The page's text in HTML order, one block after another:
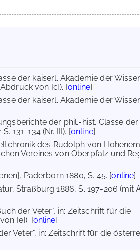
der kaiserl. Akademie der
von [c]). [online]
der kaiserl. Akademie der
der phil.-hist. Classe der
131-134 (Nr. III). [online]
des Rudolph von
Vereines von Oberpfalz und
Paderborn 1880, S. 45. [online]
Straßburg 1886, S. 197-206 (mit
der Veter", in: Zeitschrift für die
[e]). [online]
Veter", in: Zeitschrift für die